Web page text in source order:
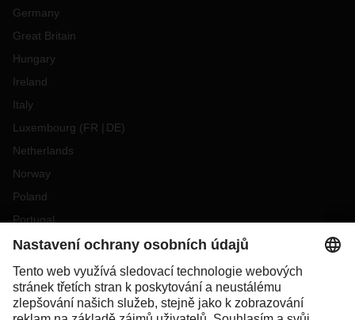
Germany
Great Britain
Hungary
Ireland
Italy
Luxembourg (FR DE)
Netherlands
Norway
Poland
Portugal
Romania
Slovakia
Spain
Sweden